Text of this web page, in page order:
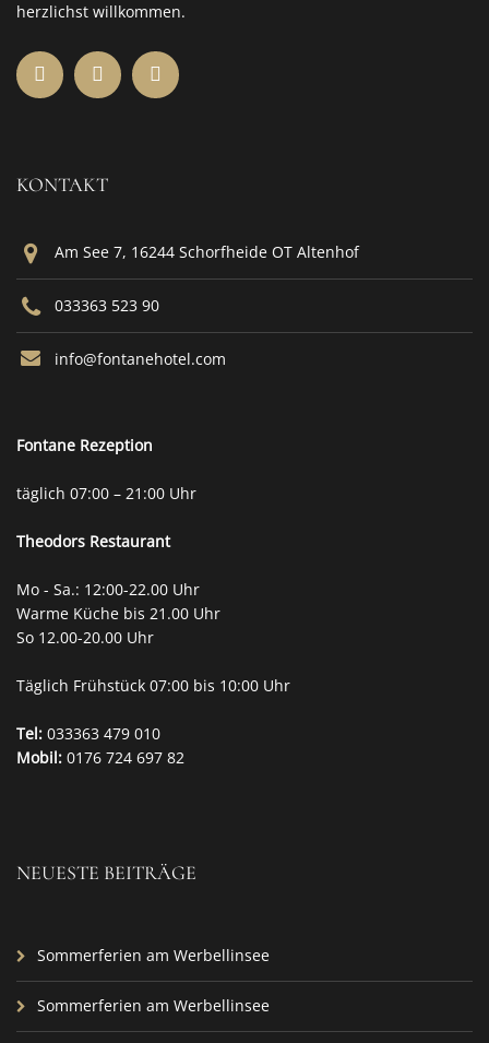
herzlichst willkommen.
KONTAKT
Am See 7, 16244 Schorfheide OT Altenhof
033363 523 90
info@fontanehotel.com
Fontane Rezeption
täglich 07:00 – 21:00 Uhr
Theodors Restaurant
Mo - Sa.: 12:00-22.00 Uhr
Warme Küche bis 21.00 Uhr
So 12.00-20.00 Uhr
Täglich Frühstück 07:00 bis 10:00 Uhr
Tel: 033363 479 010
Mobil: 0176 724 697 82
NEUESTE BEITRÄGE
Sommerferien am Werbellinsee
Sommerferien am Werbellinsee